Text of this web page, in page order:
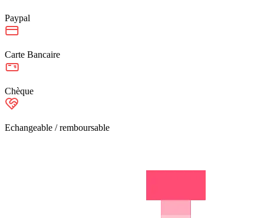
Paypal
Carte Bancaire
Chèque
Echangeable / remboursable